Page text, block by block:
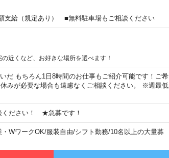
給（規定あり） ■無料駐車場もご相談ください
近くなど、お好きな場所を選べます！
だ もちろん1日8時間のお仕事もご紹介可能です！ご希
みが必要な場合も遠慮なくご相談ください。 ※週最低
ください！ ★急募です！
・WワークOK/服装自由/シフト勤務/10名以上の大量募